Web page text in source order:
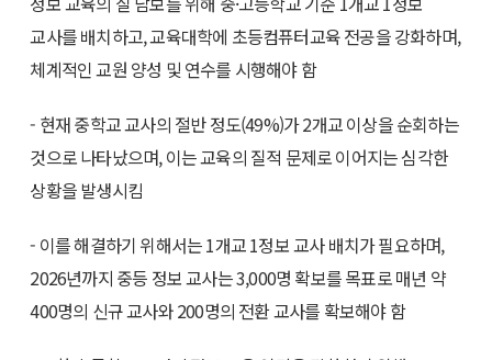
교사를 배치하고, 교육대학에 초등컴퓨터교육 전공을 강화하며,
체계적인 교원 양성 및 연수를 시행해야 함
- 현재 중학교 교사의 절반 정도(49%)가 2개교 이상을 순회하는
것으로 나타났으며, 이는 교육의 질적 문제로 이어지는 심각한
상황을 발생시킴
- 이를 해결하기 위해서는 1개교 1정보 교사 배치가 필요하며,
2026년까지 중등 정보 교사는 3,000명 확보를 목표로 매년 약
400명의 신규 교사와 200명의 전환 교사를 확보해야 함